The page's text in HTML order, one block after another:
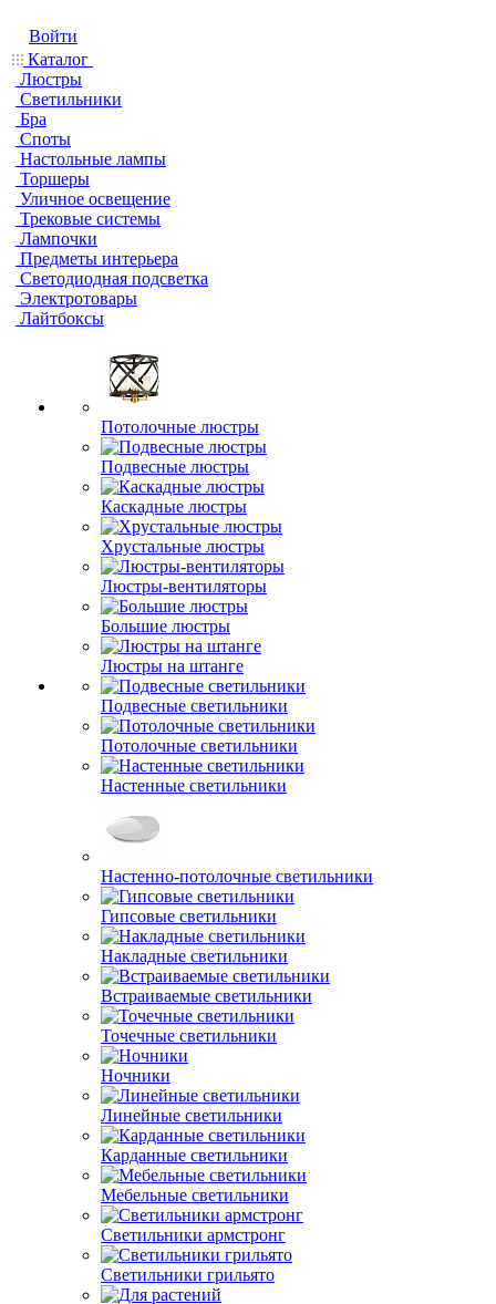
Войти
Каталог
Люстры
Светильники
Бра
Споты
Настольные лампы
Торшеры
Уличное освещение
Трековые системы
Лампочки
Предметы интерьера
Светодиодная подсветка
Электротовары
Лайтбоксы
Потолочные люстры
Подвесные люстры
Каскадные люстры
Хрустальные люстры
Люстры-вентиляторы
Большие люстры
Люстры на штанге
Подвесные светильники
Потолочные светильники
Настенные светильники
Настенно-потолочные светильники
Гипсовые светильники
Накладные светильники
Встраиваемые светильники
Точечные светильники
Ночники
Линейные светильники
Карданные светильники
Мебельные светильники
Светильники армстронг
Светильники грильято